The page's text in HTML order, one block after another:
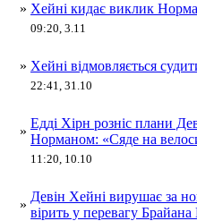
» Хейні кидає виклик
09:20, 3.11
» Хейні відмовляється
22:41, 31.10
»
Едді Хірн розніс плани
Норманом: «Сяде на
11:20, 10.10
»
Девін Хейні вирушає за
вірить у перевагу